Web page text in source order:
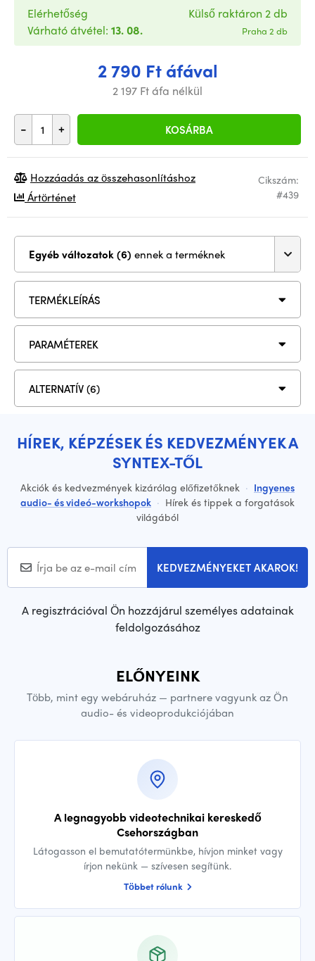
2 790 Ft áfával
2 197 Ft áfa nélkül
- + KOSÁRBA
Elérhetőség
Várható átvétel: 13. 08.
Külső raktáron 2 db
Praha 2 db
Cikszám:
#439
Hozzáadás az összehasonlításhoz
Ártörténet
Egyéb változatok (6) ennek a terméknek
TERMÉKLEÍRÁS
PARAMÉTEREK
ALTERNATÍV (6)
HÍREK, KÉPZÉSEK ÉS KEDVEZMÉNYEK A
SYNTEX-TŐL
Akciók és kedvezmények kizárólag előfizetőknek · Ingyenes
audio- és videó-workshopok · Hírek és tippek a forgatások
világából
KEDVEZMÉNYEKET AKAROK!
A regisztrációval Ön hozzájárul személyes adatainak
feldolgozásához
ELŐNYEINK
Több, mint egy webáruház — partnere vagyunk az Ön
audio- és videoprodukciójában
A legnagyobb videotechnikai kereskedő
Csehországban
Látogasson el bemutatótermünkbe, hívjon minket vagy
írjon nekünk — szívesen segítünk.
Többet rólunk